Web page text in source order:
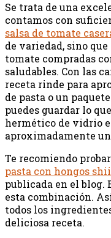
Se trata de una
contamos con
salsa de tomate
de variedad, sino
tomate compradas
saludables. Con las
receta rinde para
de pasta o un
puedes guardar lo
hermético de vidrio
aproximadamente
Te recomiendo
pasta con hongos
publicada en el blog.
esta combinación.
todos los
deliciosa receta.